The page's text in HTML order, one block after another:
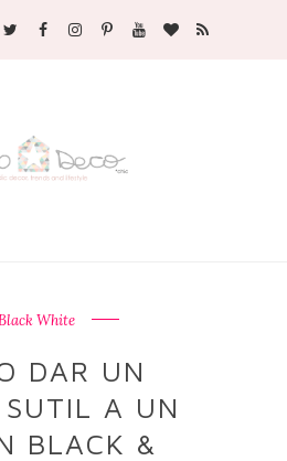
White
DAR UN
SUTIL A UN
BLACK &